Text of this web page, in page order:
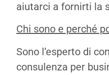
aiutarci a fornirti la
Chi sono e perché
Sono l’esperto di
consulenza per